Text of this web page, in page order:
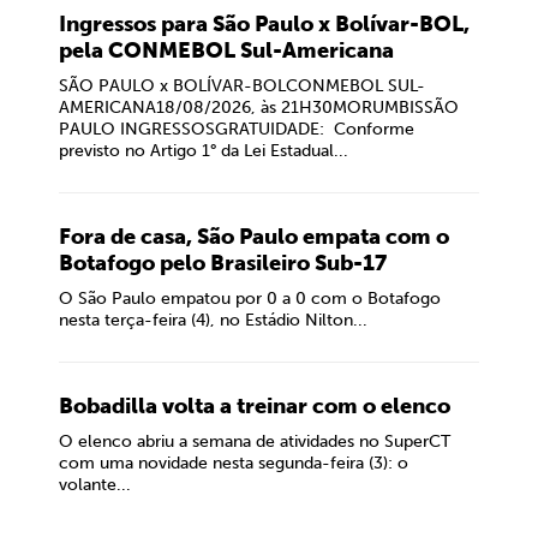
Ingressos para São Paulo x Bolívar-BOL,
pela CONMEBOL Sul-Americana
SÃO PAULO x BOLÍVAR-BOLCONMEBOL SUL-
AMERICANA18/08/2026, às 21H30MORUMBISSÃO
PAULO INGRESSOSGRATUIDADE: Conforme
previsto no Artigo 1° da Lei Estadual...
Fora de casa, São Paulo empata com o
Botafogo pelo Brasileiro Sub-17
O São Paulo empatou por 0 a 0 com o Botafogo
nesta terça-feira (4), no Estádio Nilton...
Bobadilla volta a treinar com o elenco
O elenco abriu a semana de atividades no SuperCT
com uma novidade nesta segunda-feira (3): o
volante...